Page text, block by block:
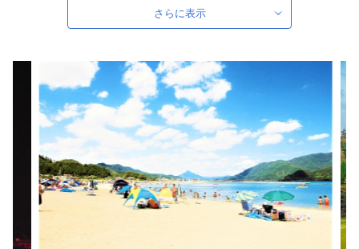
もたらしてくれます。 また、八ヶ峰家族旅行村やきのこの森
など家族そろって楽しめる施設のほか、若州一滴文庫や暦会館
史も満喫できます。
自治体ホームページは
（外部サイト）
外部サイトへ遷移します。
個人情報の保護は遷移先サイトの方針に従います。
さらに表示